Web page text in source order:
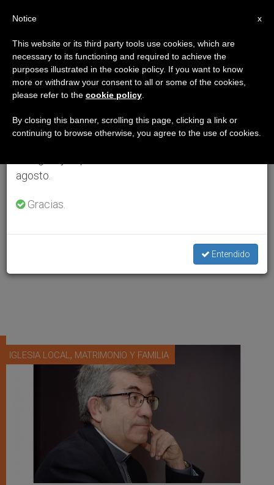
IGLESIA LOCAL, MATRIMONIO Y FAMILIA
×
Aviso importante
Del 27 de julio al 7 de agosto haremos la pausa
anual, aprovechando que en el periodo de verano
se generan menos informaciones y también el
agosto.
Gracias.
Entendido
x
Notice
This website or its third party tools use cookies, which are
necessary to its functioning and required to achieve the
purposes illustrated in the cookie policy. If you want to know
more or withdraw your consent to all or some of the cookies,
please refer to the cookie policy
By closing this banner, scrolling this page, clicking a link or
continuing to browse otherwise, you agree to the use of cookies.